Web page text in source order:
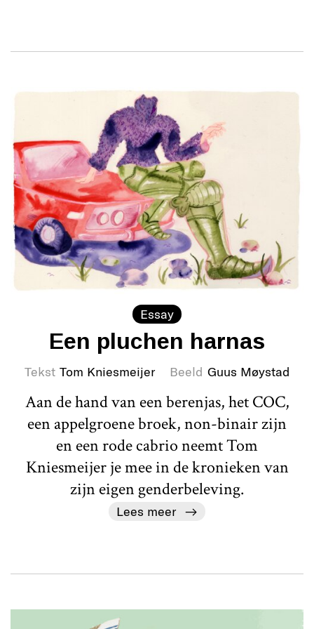
Essay
Een pluchen harnas
Tekst Tom Kniesmeijer Beeld Guus Møystad
Aan de hand van een berenjas, het COC,
een appelgroene broek, non-binair zijn
en een rode cabrio neemt Tom
Kniesmeijer je mee in de kronieken van
zijn eigen genderbeleving.
Lees meer